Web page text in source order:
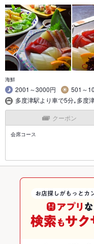
海鮮
2001～3000円
501～
多度津駅より車で5分｡多度
クーポン
会席コース